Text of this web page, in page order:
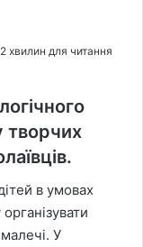
2 хвилин для читання
творчих
в умовах
У